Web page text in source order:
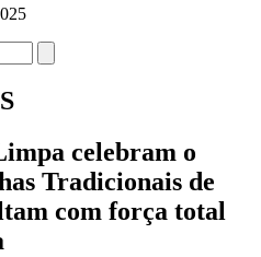
celebram o
Tradicionais de
com força total